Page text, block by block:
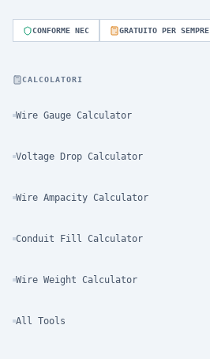
CONFORME NEC GRATUITO PER SEMPRE
CALCOLATORI
Wire Gauge Calculator
Voltage Drop Calculator
Wire Ampacity Calculator
Conduit Fill Calculator
Wire Weight Calculator
All Tools